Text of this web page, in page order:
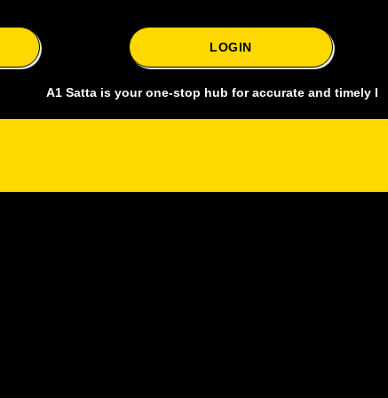
LOGIN
A1 Satta is your one-stop hub for accurate and timely Delhi